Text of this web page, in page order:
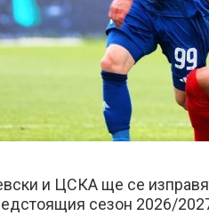
и ЦСКА ще се
сезон 2026/